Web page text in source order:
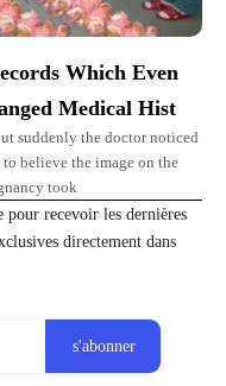
Which Even
Medical Hist
suddenly the doctor noticed
believe the image on the
took
pour recevoir les dernières
directement dans